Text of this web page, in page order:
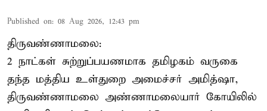
Published on: 08 Aug 2026, 12:43 pm
திருவண்ணாமலை:
2 நாட்கள் சுற்றுப்பயணமாக தமிழகம் வருகை
தந்த மத்திய உள்துறை அமைச்சர் அமித்ஷா,
திருவண்ணாமலை அண்ணாமலையார் கோயிலில்